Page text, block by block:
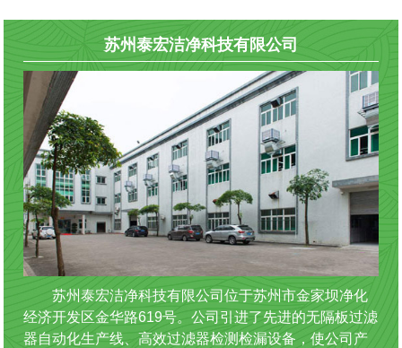
苏州泰宏洁净科技有限公司
苏州泰宏洁净科技有限公司位于苏州市金家坝净化
经济开发区金华路619号。公司引进了先进的无隔板过滤
器自动化生产线、高效过滤器检测检漏设备，使公司产